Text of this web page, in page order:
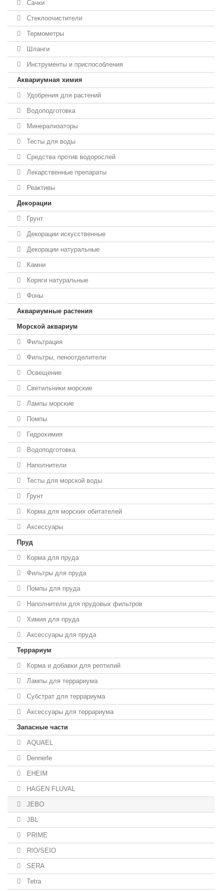
Сачки
Стеклоочистители
Термометры
Шланги
Инструменты и приспособления
Аквариумная химия
Удобрения для растений
Водоподготовка
Минерализаторы
Тесты для воды
Средства против водорослей
Лекарственные препараты
Реактивы
Декорации
Грунт
Декорации искусственные
Декорации натуральные
Камни
Коряги натуральные
Фоны
Аквариумные растения
Морской аквариум
Фильтрация
Фильтры, пеноотделители
Освещение
Светильники морские
Лампы морские
Помпы
Гидрохимия
Водоподготовка
Наполнители
Тесты для морской воды
Грунт
Корма для морских обитателей
Аксессуары
Пруд
Корма для пруда
Фильтры для пруда
Помпы для пруда
Наполнители для прудовых фильтров
Химия для пруда
Аксессуары для пруда
Террариум
Корма и добавки для рептилий
Лампы для террариума
Субстрат для террариума
Аксессуары для террариума
Запасные части
AQUAEL
Dennerle
EHEIM
HAGEN FLUVAL
JEBO
JBL
PRIME
RIO/SEIO
SERA
Tetra